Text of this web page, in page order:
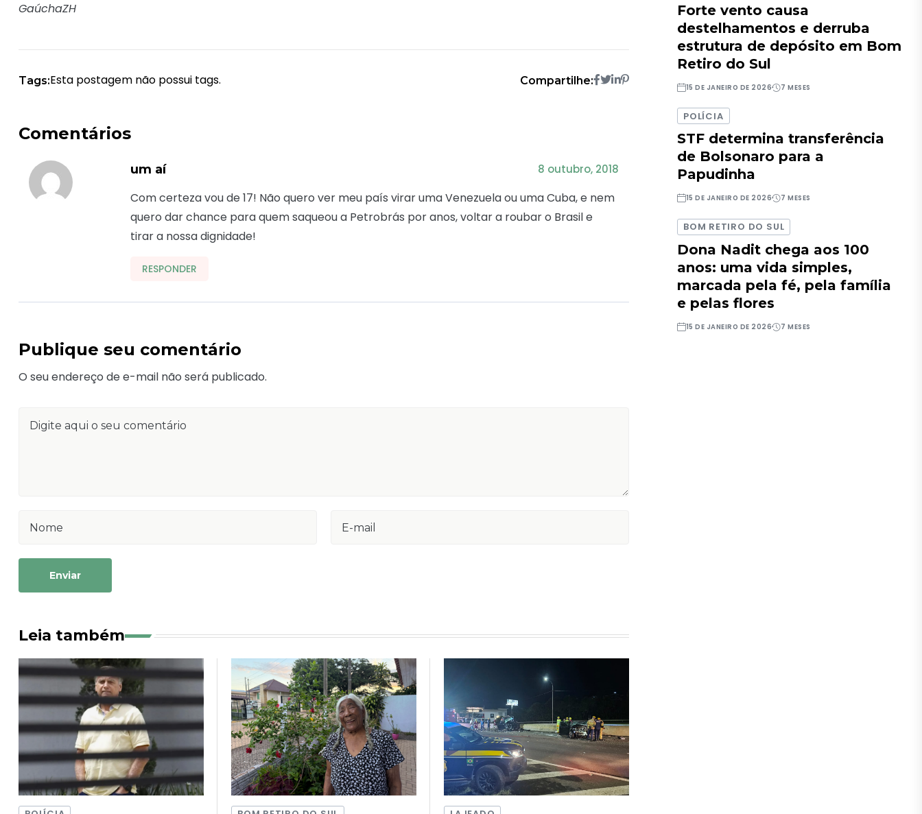
GaúchaZH
Tags:Esta postagem não possui tags. Compartilhe:
Comentários
um aí 8 outubro, 2018
Com certeza vou de 17! Não quero ver meu país virar uma Venezuela ou uma Cuba, e nem
quero dar chance para quem saqueou a Petrobrás por anos, voltar a roubar o Brasil e
tirar a nossa dignidade!
RESPONDER
Publique seu comentário
O seu endereço de e-mail não será publicado.
Enviar
Leia também
Forte vento causa
destelhamentos e derruba
estrutura de depósito em Bom
Retiro do Sul
15 DE JANEIRO DE 2026 7 MESES
POLÍCIA
STF determina transferência
de Bolsonaro para a
Papudinha
15 DE JANEIRO DE 2026 7 MESES
BOM RETIRO DO SUL
Dona Nadit chega aos 100
anos: uma vida simples,
marcada pela fé, pela família
e pelas flores
15 DE JANEIRO DE 2026 7 MESES